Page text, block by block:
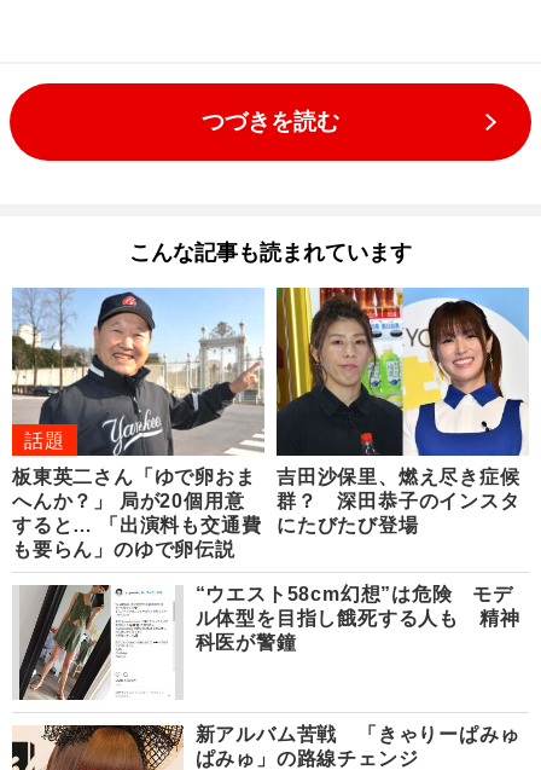
つづきを読む
こんな記事も読まれています
話題
板東英二さん「ゆで卵おま
へんか？」 局が20個用意
すると… 「出演料も交通費
も要らん」のゆで卵伝説
吉田沙保里、燃え尽き症候
群？ 深田恭子のインスタ
にたびたび登場
“ウエスト58cm幻想”は危険 モデ
ル体型を目指し餓死する人も 精神
科医が警鐘
新アルバム苦戦 「きゃりーぱみゅ
ぱみゅ」の路線チェンジ